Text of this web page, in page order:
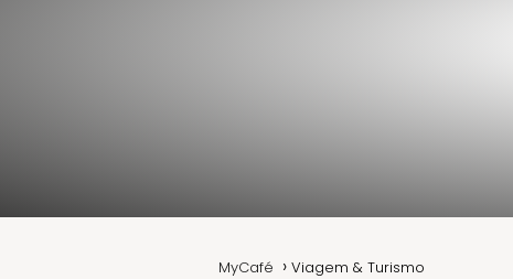
MyCafé Viagem & Turismo